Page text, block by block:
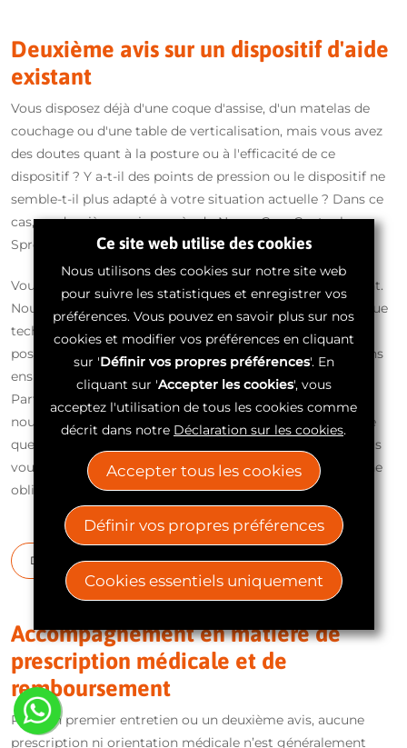
Deuxième avis sur un dispositif d'aide
existant
Vous disposez déjà d'une coque d'assise, d'un matelas de
couchage ou d'une table de verticalisation, mais vous avez
des doutes quant à la posture ou à l'efficacité de ce
dispositif ? Y a-t-il des points de pression ou le dispositif ne
semble-t-il plus adapté à votre situation actuelle ? Dans ce
cas, un deuxième avis auprès du Neuro Care Center by
Spronken s'avère très utile.
Vous bénéficiez d'un deuxième avis gratuit et indépendant.
Nous analysons l’aide technique existante d’un point de vue
technique et fonctionnel et examinons son effet sur la
posture et la répartition des pressions. Nous vous donnons
ensuite un avis honnête sur la meilleure marche à suivre.
Parfois, un ajustement ciblé suffit. Parfois, une toute
nouvelle approche est recommandée. Et parfois, il s’avère
que l’aide technique actuelle fonctionne encore bien. Nous
vous le dirons également en toute honnêteté, sans aucune
obligation.
Demandez un deuxième avis gratuit
Accompagnement en matière de
prescription médicale et de
remboursement
Pour un premier entretien ou un deuxième avis, aucune
prescription ni orientation médicale n’est généralement
Ce site web utilise des cookies
Nous utilisons des cookies sur notre site web
pour suivre les statistiques et enregistrer vos
préférences. Vous pouvez en savoir plus sur nos
cookies et modifier vos préférences en cliquant
sur 'Définir vos propres préférences'. En
cliquant sur 'Accepter les cookies', vous
acceptez l'utilisation de tous les cookies comme
décrit dans notre Déclaration sur les cookies.
Accepter tous les cookies
Définir vos propres préférences
Cookies essentiels uniquement